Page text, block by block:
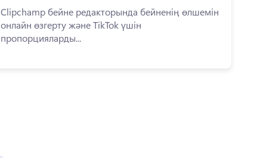
Clipchamp бейне редакторында бейненің өлшемін
онлайн өзгерту және TikTok үшін
пропорцияларды...